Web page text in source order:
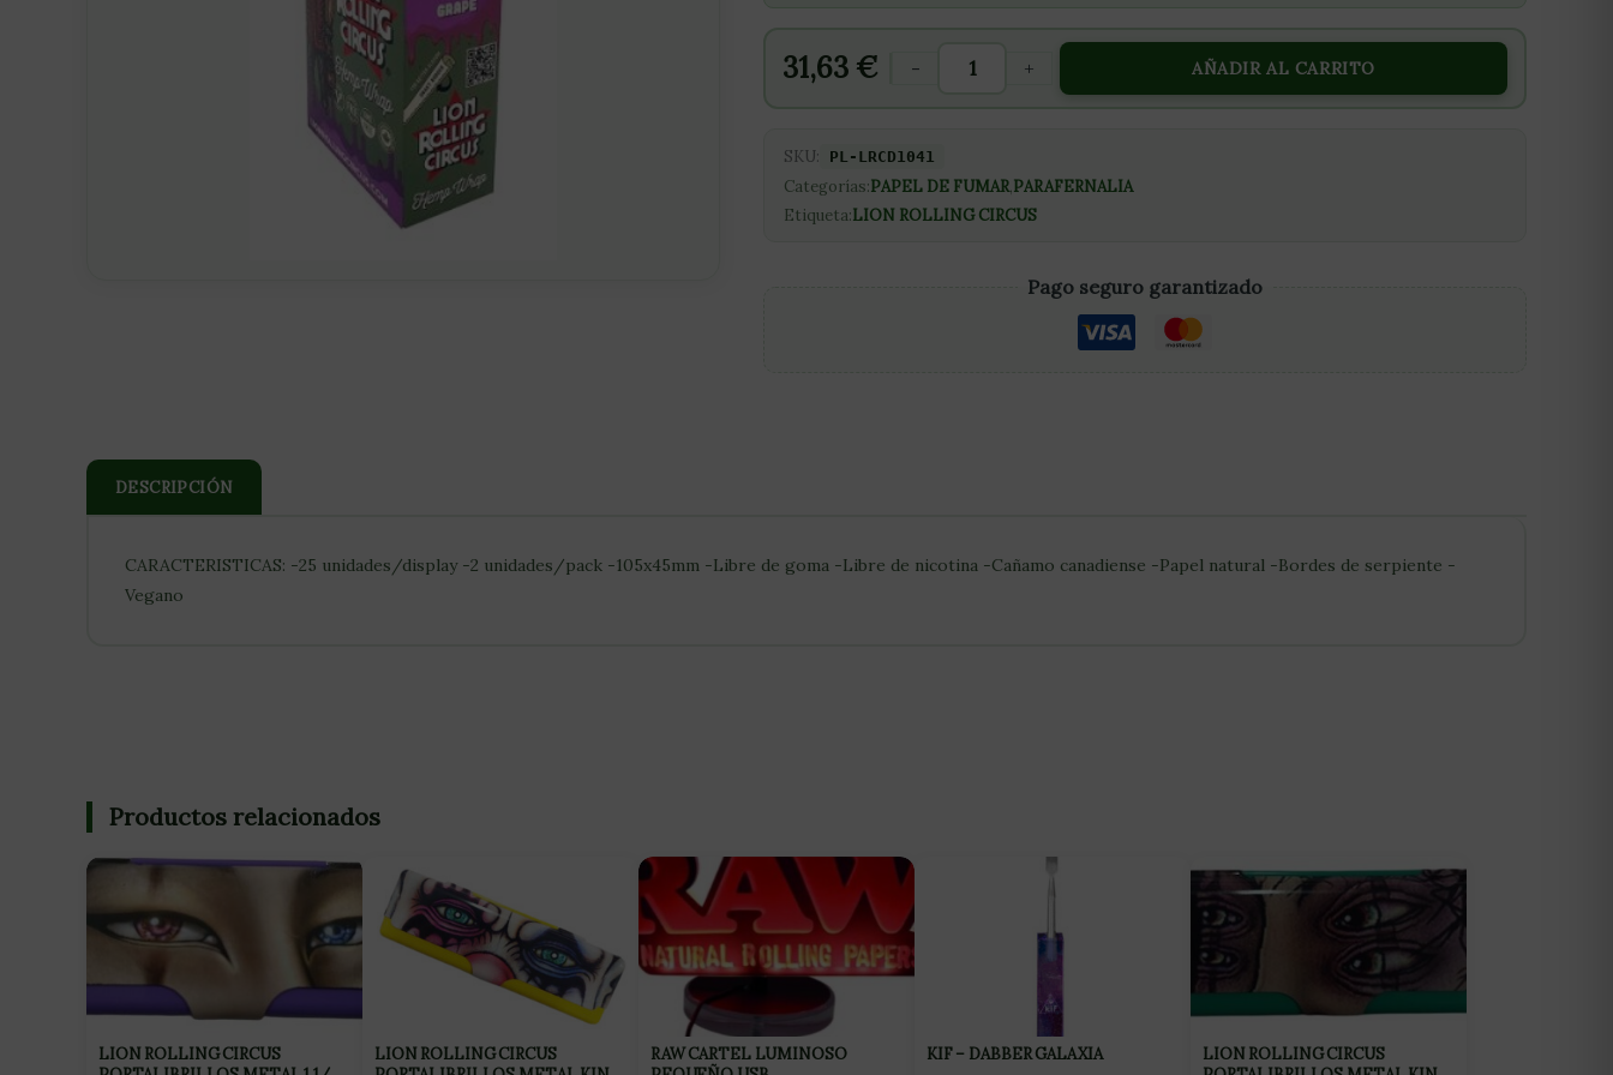
31,63 € - + AÑADIR AL CARRITO
SKU: PL-LRCD1041
Categorías:PAPEL DE FUMAR,PARAFERNALIA
Etiqueta:LION ROLLING CIRCUS
Pago seguro garantizado
DESCRIPCIÓN
CARACTERISTICAS: -25 unidades/display -2 unidades/pack -105x45mm -Libre de goma -Libre de nicotina -Cañamo canadiense -Papel natural -Bordes de serpiente -
Vegano
Productos relacionados
LION ROLLING CIRCUS
LION ROLLING CIRCUS
RAW CARTEL LUMINOSO
KIF – DABBER GALAXIA
LION ROLLING CIRCUS